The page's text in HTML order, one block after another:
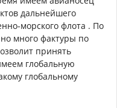
дальнейшего
морского флота . По
много фактуры по
принять
глобальную
глобальному